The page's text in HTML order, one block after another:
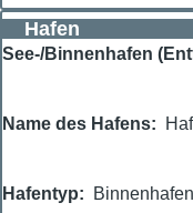
Hafen
See-/Binnenhafen
Name des Hafens
Hafentyp Binnenhafen